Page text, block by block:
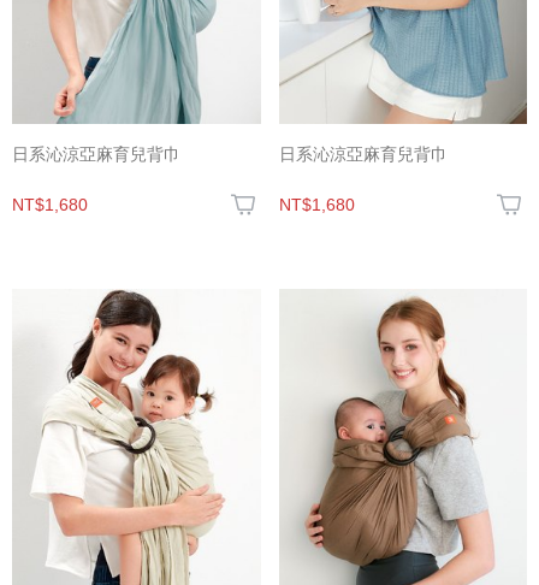
日系沁涼亞麻育兒背巾
NT$1,680
日系沁涼亞麻育兒背巾
NT$1,680